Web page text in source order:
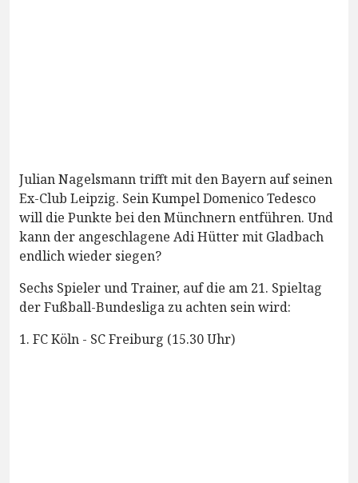
Julian Nagelsmann trifft mit den Bayern auf seinen
Ex-Club Leipzig. Sein Kumpel Domenico Tedesco
will die Punkte bei den Münchnern entführen. Und
kann der angeschlagene Adi Hütter mit Gladbach
endlich wieder siegen?
Sechs Spieler und Trainer, auf die am 21. Spieltag
der Fußball-Bundesliga zu achten sein wird:
1. FC Köln - SC Freiburg (15.30 Uhr)